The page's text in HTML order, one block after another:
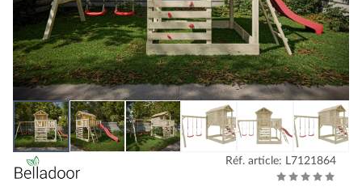
Réf. article: L7121864